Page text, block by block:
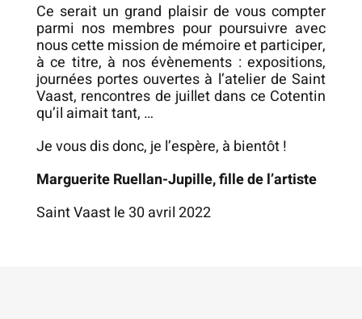
Ce serait un grand plaisir de vous compter
parmi nos membres pour poursuivre avec
nous cette mission de mémoire et participer,
à ce titre, à nos évènements : expositions,
journées portes ouvertes à l’atelier de Saint
Vaast, rencontres de juillet dans ce Cotentin
qu’il aimait tant, …
Je vous dis donc, je l’espère, à bientôt !
Marguerite Ruellan-Jupille, fille de l’artiste
Saint Vaast le 30 avril 2022